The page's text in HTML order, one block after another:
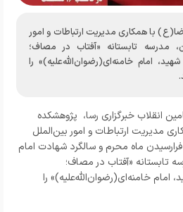
با همکاری مدیریت ارتباطات و امور
مدرسه تابستانه «آفتاب در مصاف؛
امام خامنه‌ای(رضوان‌الله‌علیه)» را
انقلاب خبرگزاری رسا، پژوهشکده
مدیریت ارتباطات و امور بین‌الملل
ماه محرم و سالگرد شهادت امام
تابستانه «آفتاب در مصاف؛
امام خامنه‌ای(رضوان‌الله‌علیه)» را